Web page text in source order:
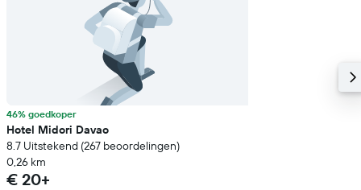
46% goedkoper
Hotel Midori Davao
8.7 Uitstekend (267 beoordelingen)
0,26 km
€ 20+